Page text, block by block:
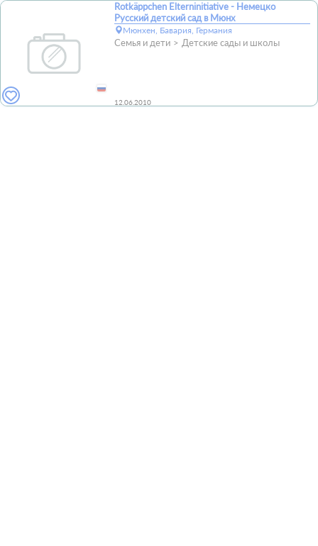
Rotkäppchen Elterninitiative - Немецко
Русский детский сад в Мюнх
Мюнхен, Бавария, Германия
Семья и дети Детские сады и школы
12.06.2010